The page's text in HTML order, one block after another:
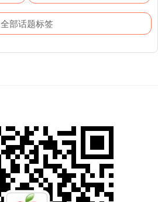
全部话题标签